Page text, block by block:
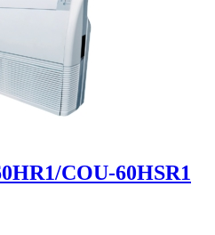
COU-60HSR1